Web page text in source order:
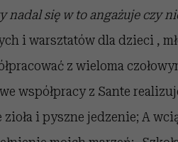
nadal się w to angażuje czy
i warsztatów dla dzieci ,
z wieloma
we współpracy z Sante
i pyszne jedzenie; A